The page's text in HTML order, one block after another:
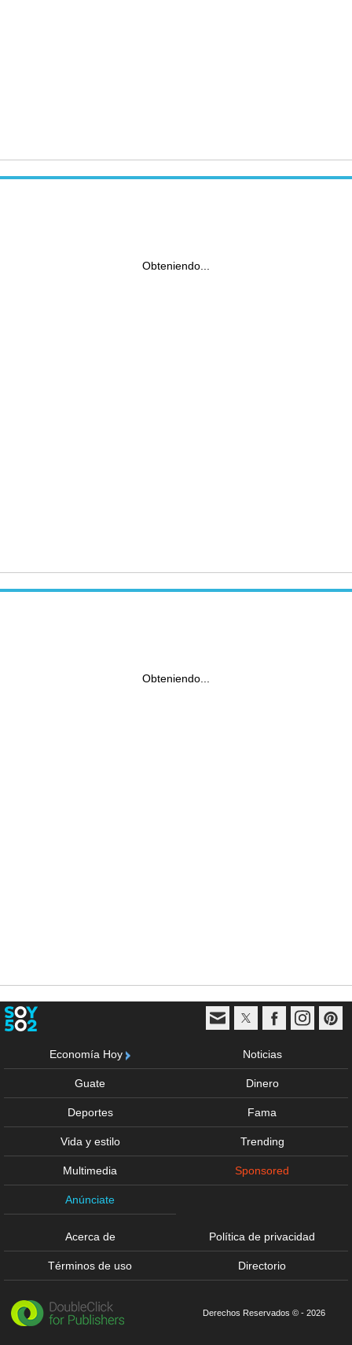
Obteniendo...
Obteniendo...
Economía Hoy Noticias
Guate Dinero
Deportes Fama
Vida y estilo Trending
Multimedia Sponsored
Anúnciate
Acerca de Política de privacidad
Términos de uso Directorio
Derechos Reservados © - 2026